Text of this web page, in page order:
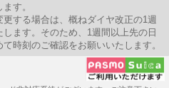
す。
する場合は、概ねダイヤ改正の1週
ます。そのため、1週間以上先の日
時刻のご確認をお願いいたします。